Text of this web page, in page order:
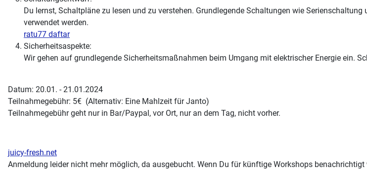
Du lernst, Schaltpläne zu lesen und zu verstehen. Grundlegende Schaltungen wie
verwendet werden.
ratu77 daftar
Sicherheitsaspekte:
Wir gehen auf grundlegende Sicherheitsmaßnahmen beim Umgang mit elektrischer Energie ein.
Datum: 20.01. - 21.01.2024
Teilnahmegebühr: 5€ (Alternativ: Eine Mahlzeit für Janto)
Teilnahmegebühr geht nur in Bar/Paypal, vor Ort, nur an dem Tag, nicht vorher.
juicy-fresh.net
Anmeldung leider nicht mehr möglich, da ausgebucht. Wenn Du für künftige Workshops